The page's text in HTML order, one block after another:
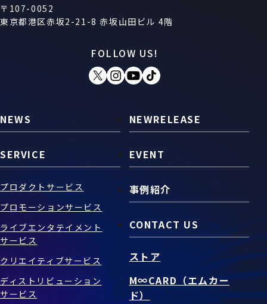
SNS
お問い合わせ
STORE
〒107-0052
東京都港区赤坂2-21-8 赤坂山田ビル 4階
FOLLOW US!
NEWS
SERVICE
プロダクトサービス
プロモーションサービス
ライブエンタテイメント
サービス
クリエイティブサービス
ディストリビューション
サービス
NEWRELEASE
EVENT
事例紹介
CONTACT US
ストア
M∞CARD（エムカー
ド）